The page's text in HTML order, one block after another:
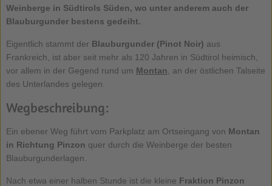
Weinberge in Südtirols Süden, wo unter anderem auch der
Blauburgunderbestens gedeiht.
Eigentlich stammt der Blauburgunder (Pinot Noir) aus
Frankreich, ist aber seit mehr als 120 Jahren in Südtirol heimisch,
vor allem in der Gegend rund um Montan , an der östlichen Talseite
des Unterlandes gelegen.
Wegbeschreibung:
Ein ebener Weg führt vom Parkplatz am Ortseingang von Montan
in Richtung Pinzon quer durch die Weinberge der besten
Blauburgunderlagen.
Nach etwa einer halben Stunde ist die kleine Fraktion Pinzon